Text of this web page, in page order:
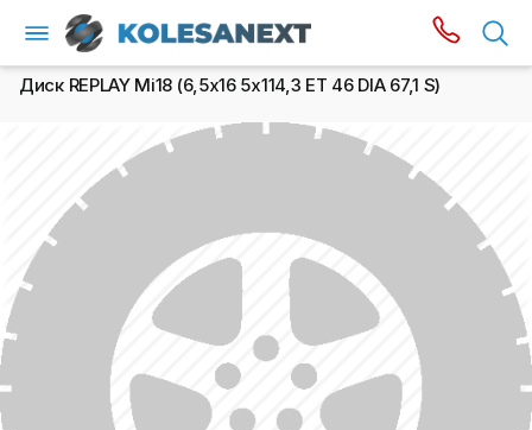
Диск REPLAY Mi18 (6,5х16 5x114,3 ET 46 DIA 67,1 S)